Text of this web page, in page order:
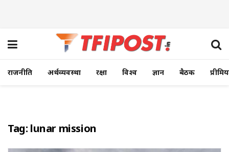
राजनीति अर्थव्यवस्था रक्षा विश्व ज्ञान बैठक
Tag: lunar mission